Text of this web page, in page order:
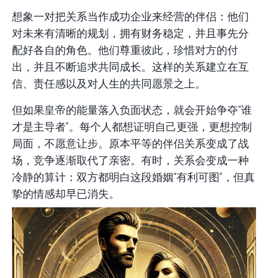
想象一对把关系当作成功企业来经营的伴侣：他们
对未来有清晰的规划，拥有财务稳定，并且事先分
配好各自的角色。他们尊重彼此，珍惜对方的付
出，并且不断追求共同成长。这样的关系建立在互
信、责任感以及对人生的共同愿景之上。
但如果皇帝的能量落入负面状态，就会开始争夺“谁
才是主导者”。每个人都想证明自己更强，更想控制
局面，不愿意让步。原本平等的伴侣关系变成了战
场，竞争逐渐取代了亲密。有时，关系会变成一种
冷静的算计：双方都明白这段婚姻“有利可图”，但真
挚的情感却早已消失。